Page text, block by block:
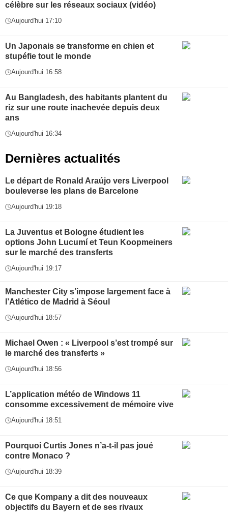
célèbre sur les réseaux sociaux (vidéo)
Aujourd'hui 17:10
Un Japonais se transforme en chien et
stupéfie tout le monde
Aujourd'hui 16:58
Au Bangladesh, des habitants plantent du
riz sur une route inachevée depuis deux
ans
Aujourd'hui 16:34
Dernières actualités
Le départ de Ronald Araújo vers Liverpool
bouleverse les plans de Barcelone
Aujourd'hui 19:18
La Juventus et Bologne étudient les
options John Lucumí et Teun Koopmeiners
sur le marché des transferts
Aujourd'hui 19:17
Manchester City s’impose largement face à
l’Atlético de Madrid à Séoul
Aujourd'hui 18:57
Michael Owen : « Liverpool s’est trompé sur
le marché des transferts »
Aujourd'hui 18:56
L’application météo de Windows 11
consomme excessivement de mémoire vive
Aujourd'hui 18:51
Pourquoi Curtis Jones n’a-t-il pas joué
contre Monaco ?
Aujourd'hui 18:39
Ce que Kompany a dit des nouveaux
objectifs du Bayern et de ses rivaux